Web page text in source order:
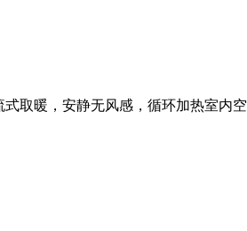
取暖，安静无风感，循环加热室内